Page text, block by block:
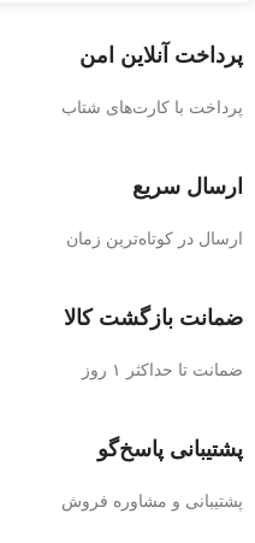
پرداخت آنلاین امن
پرداخت با کارت‌های شتاب
ارسال سریع
ارسال در کوتاه‌ترین زمان
ضمانت بازگشت کالا
ضمانت تا حداکثر ۱ روز
پشتیبانی پاسخ‌گو
پشتیبانی و مشاوره فروش